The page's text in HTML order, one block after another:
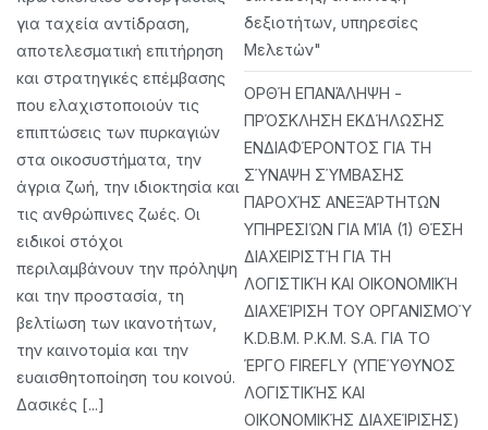
για ταχεία αντίδραση,
αποτελεσματική επιτήρηση
και στρατηγικές επέμβασης
που ελαχιστοποιούν τις
επιπτώσεις των πυρκαγιών
στα οικοσυστήματα, την
άγρια ζωή, την ιδιοκτησία και
τις ανθρώπινες ζωές. Οι
ειδικοί στόχοι
περιλαμβάνουν την πρόληψη
και την προστασία, τη
βελτίωση των ικανοτήτων,
την καινοτομία και την
ευαισθητοποίηση του κοινού.
Δασικές [...]
δεξιοτήτων, υπηρεσίες
Μελετών"
ΟΡΘΉ ΕΠΑΝΆΛΗΨΗ -
ΠΡΌΣΚΛΗΣΗ ΕΚΔΉΛΩΣΗΣ
ΕΝΔΙΑΦΈΡΟΝΤΟΣ ΓΙΑ ΤΗ
ΣΎΝΑΨΗ ΣΎΜΒΑΣΗΣ
ΠΑΡΟΧΉΣ ΑΝΕΞΆΡΤΗΤΩΝ
ΥΠΗΡΕΣΙΏΝ ΓΙΑ ΜΊΑ (1) ΘΈΣΗ
ΔΙΑΧΕΙΡΙΣΤΉ ΓΙΑ ΤΗ
ΛΟΓΙΣΤΙΚΉ ΚΑΙ ΟΙΚΟΝΟΜΙΚΉ
ΔΙΑΧΕΊΡΙΣΗ ΤΟΥ ΟΡΓΑΝΙΣΜΟΎ
K.D.B.M. P.K.M. S.A. ΓΙΑ ΤΟ
ΈΡΓΟ FIREFLY (ΥΠΕΎΘΥΝΟΣ
ΛΟΓΙΣΤΙΚΉΣ ΚΑΙ
ΟΙΚΟΝΟΜΙΚΉΣ ΔΙΑΧΕΊΡΙΣΗΣ)